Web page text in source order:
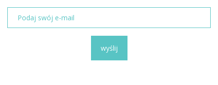
wyślij